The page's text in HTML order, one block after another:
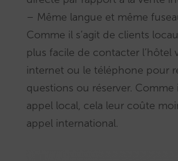
– Même langue et même
Comme il s’agit de clients
plus facile de contacter l’hôtel
internet ou le téléphone pour
questions ou réserver. Comme
appel local, cela leur coûte
appel international.